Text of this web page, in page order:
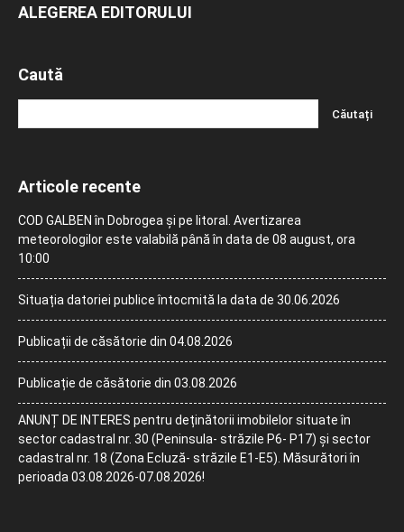
ALEGEREA EDITORULUI
Caută
Articole recente
COD GALBEN în Dobrogea și pe litoral. Avertizarea
meteorologilor este valabilă până în data de 08 august, ora
10:00
Situația datoriei publice întocmită la data de 30.06.2026
Publicații de căsătorie din 04.08.2026
Publicație de căsătorie din 03.08.2026
ANUNȚ DE INTERES pentru deținătorii imobilelor situate în
sector cadastral nr. 30 (Peninsula- străzile P6- P17) și sector
cadastral nr. 18 (Zona Ecluză- străzile E1-E5). Măsurători în
perioada 03.08.2026-07.08.2026!